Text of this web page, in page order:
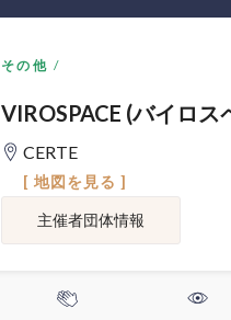
その他
VIROSPACE (バイロ
CERTE
[ 地図を見る ]
主催者団体情報